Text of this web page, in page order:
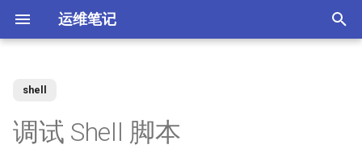
运维笔记
始
常用软件安装与配
使用 nrm 管理 npm 源
使用 Docker 部署 ActiveMQ
配置 rsyslog 为 iptables 日志
件
参数选项
XenServer 7 配置MPIO多路
upstream
误
盘空间？
使用场景
存
如何使用 Docker-Compose
Gogs？
MooseFS 2.x Chunk维护模式
存储空间
Memcached UDP反射攻击漏
shell
调试 Shell 脚本